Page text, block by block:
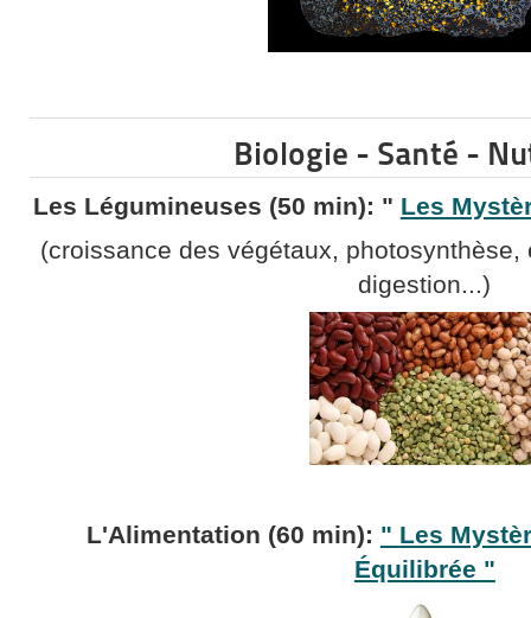
Biologie - Santé -
Les Légumineuses (50 min): " Les
(croissance des végétaux,
digestion...)
L'Alimentation (60 min): " Les
Équilibrée "